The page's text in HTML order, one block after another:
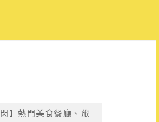
閃】熱門美食餐廳、旅